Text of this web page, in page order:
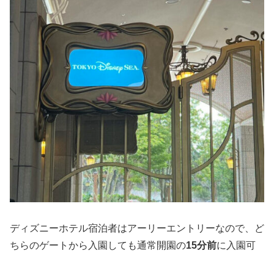
ディズニーホテル宿泊者はアーリーエントリーなので、ど
ちらのゲートから入園しても通常開園の15分前に入園可